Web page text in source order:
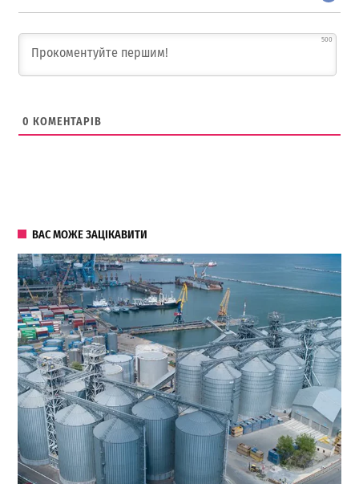
500
0 КОМЕНТАРІВ
ВАС МОЖЕ ЗАЦІКАВИТИ